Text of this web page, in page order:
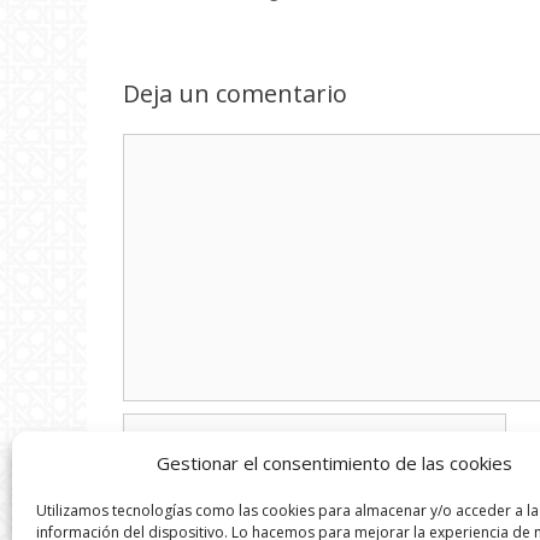
Gestionar el consentimiento de las cookies
Utilizamos tecnologías como las cookies para almacenar y/o acceder a la
información del dispositivo. Lo hacemos para mejorar la experiencia de
Deja un comentario
Nombre
Correo
electrónico